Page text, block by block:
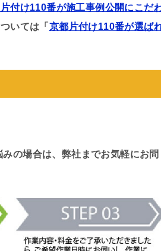
付け110番が施工事例公開にこだ
いては「 京都片付け110番が選ば
の場合は、弊社までお気軽にお問